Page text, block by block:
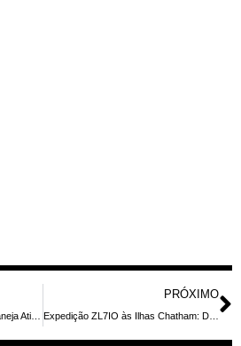
PRÓXIMO
Expedição ZL7IO às Ilhas Chatham: Desafios de Ruído e Novas Antenas em Busca de Contatos Globais